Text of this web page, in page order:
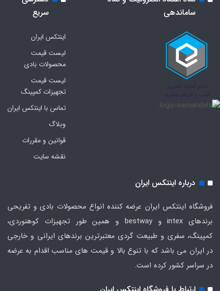
ساماندهی
سریع
اینتکس ایران
لیست قیمت
محصولات بادی
لیست قیمت
تجهیزات کمپینگ
تماس با اینتکس ایران
وبلاگ
قوانین و مقررات
نقشه سایت
درباره اینتکس ایران
فروشگاه اینتکس ایران عرضه کننده انواع محصولات بادی و تفریحی
برندهای intex و bestway و همین طور تجهیزات کوهنوردی،
کمپینگ، سفری و طبیعت گردی معتبرترین برندهای ایرانی و خارجی
در ایران می باشد که با تنوع بالا و قیمت های مناسب اقدام به عرضه
در سراسر کشور کرده است.